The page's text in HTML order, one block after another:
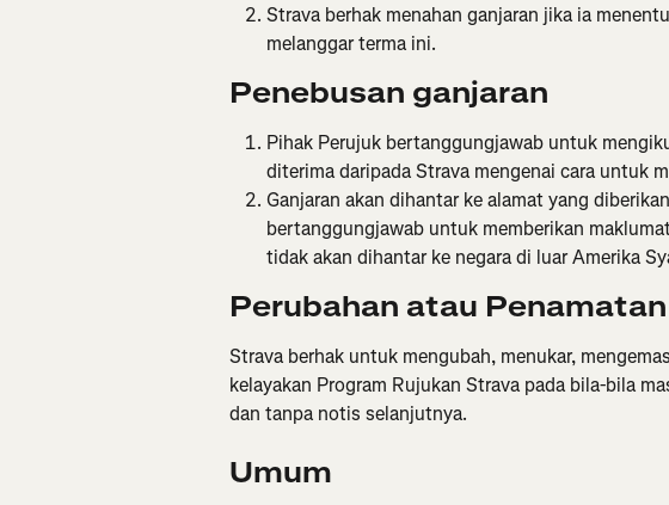
Strava berhak menahan ganjaran jika ia
melanggar terma ini.
Penebusan ganjaran
Pihak Perujuk bertanggungjawab untuk
diterima daripada Strava mengenai cara untuk
Ganjaran akan dihantar ke alamat yang
bertanggungjawab untuk memberikan
tidak akan dihantar ke negara di luar Amerika
Perubahan atau Penamatan
Strava berhak untuk mengubah, menukar,
kelayakan Program Rujukan Strava pada bila-bila
dan tanpa notis selanjutnya.
Umum